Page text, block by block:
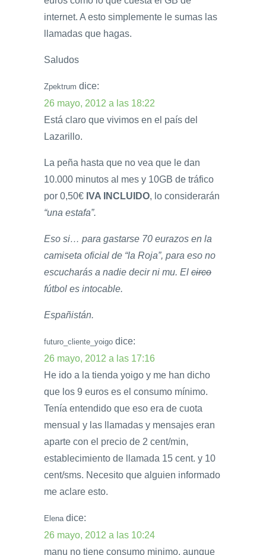
internet. A esto simplemente le sumas las
llamadas que hagas.
Saludos
Zpektrum dice:
26 mayo, 2012 a las 18:22
Está claro que vivimos en el país del
Lazarillo.
La peña hasta que no vea que le dan
10.000 minutos al mes y 10GB de tráfico
por 0,50€ IVA INCLUIDO, lo considerarán
“una estafa”.
Eso si… para gastarse 70 eurazos en la
camiseta oficial de “la Roja”, para eso no
escucharás a nadie decir ni mu. El circo
fútbol es intocable.
Españistán.
futuro_cliente_yoigo dice:
26 mayo, 2012 a las 17:16
He ido a la tienda yoigo y me han dicho
que los 9 euros es el consumo mínimo.
Tenía entendido que eso era de cuota
mensual y las llamadas y mensajes eran
aparte con el precio de 2 cent/min,
establecimiento de llamada 15 cent. y 10
cent/sms. Necesito que alguien informado
me aclare esto.
Elena dice:
26 mayo, 2012 a las 10:24
manu no tiene consumo minimo, aunque